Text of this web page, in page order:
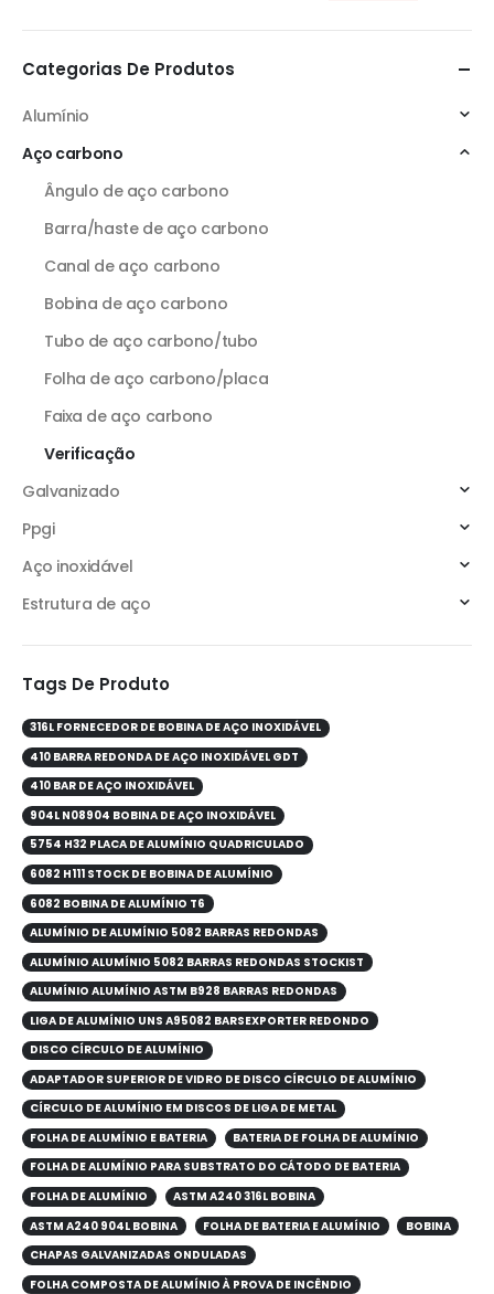
Categorias De Produtos
Alumínio
Aço carbono
Ângulo de aço carbono
Barra/haste de aço carbono
Canal de aço carbono
Bobina de aço carbono
Tubo de aço carbono/tubo
Folha de aço carbono/placa
Faixa de aço carbono
Verificação
Galvanizado
Ppgi
Aço inoxidável
Estrutura de aço
Tags De Produto
316L FORNECEDOR DE BOBINA DE AÇO INOXIDÁVEL
410 BARRA REDONDA DE AÇO INOXIDÁVEL GDT
410 BAR DE AÇO INOXIDÁVEL
904L N08904 BOBINA DE AÇO INOXIDÁVEL
5754 H32 PLACA DE ALUMÍNIO QUADRICULADO
6082 H111 STOCK DE BOBINA DE ALUMÍNIO
6082 BOBINA DE ALUMÍNIO T6
ALUMÍNIO DE ALUMÍNIO 5082 BARRAS REDONDAS
ALUMÍNIO ALUMÍNIO 5082 BARRAS REDONDAS STOCKIST
ALUMÍNIO ALUMÍNIO ASTM B928 BARRAS REDONDAS
LIGA DE ALUMÍNIO UNS A95082 BARSEXPORTER REDONDO
DISCO CÍRCULO DE ALUMÍNIO
ADAPTADOR SUPERIOR DE VIDRO DE DISCO CÍRCULO DE ALUMÍNIO
CÍRCULO DE ALUMÍNIO EM DISCOS DE LIGA DE METAL
FOLHA DE ALUMÍNIO E BATERIA
BATERIA DE FOLHA DE ALUMÍNIO
FOLHA DE ALUMÍNIO PARA SUBSTRATO DO CÁTODO DE BATERIA
FOLHA DE ALUMÍNIO
ASTM A240 316L BOBINA
ASTM A240 904L BOBINA
FOLHA DE BATERIA E ALUMÍNIO
BOBINA
CHAPAS GALVANIZADAS ONDULADAS
FOLHA COMPOSTA DE ALUMÍNIO À PROVA DE INCÊNDIO